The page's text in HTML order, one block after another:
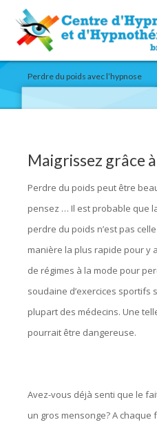
Perdre du poids avec l’hypnose
Maigrissez grâce
Perdre du poids peut être
pensez … Il est probable que
perdre du poids n’est pas
manière la plus rapide pour y
de régimes à la mode pour
soudaine d’exercices sportifs
plupart des médecins. Une
pourrait être dangereuse.
Avez-vous déjà senti que le
un gros mensonge? A